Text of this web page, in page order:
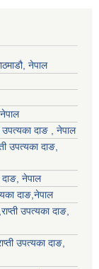
नेपाल
उपत्यका दाङ , नेपाल
उपत्यका दाङ,
दाङ, नेपाल
दाङ,नेपाल
,राप्ती उपत्यका दाङ,
उपत्यका दाङ,